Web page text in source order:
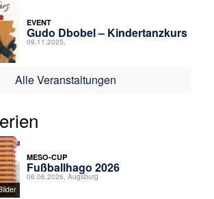
EVENT
Gudo Dbobel – Kindertanzkurs
09.11.2025,
Alle Veranstaltungen
MESO-CUP
Fußballhago 2026
06.06.2026, Augsburg